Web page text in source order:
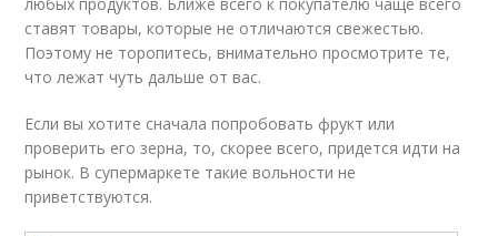
ставят товары, которые не отличаются свежестью.
Поэтому не торопитесь, внимательно просмотрите те,
что лежат чуть дальше от вас.
Если вы хотите сначала попробовать фрукт или
проверить его зерна, то, скорее всего, придется идти на
рынок. В супермаркете такие вольности не
приветствуются.